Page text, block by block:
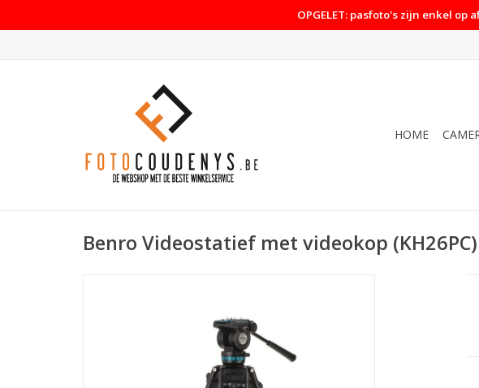
OPGELET: pasfoto's zijn enkel
HOME
Benro Videostatief met videokop (KH26PC)